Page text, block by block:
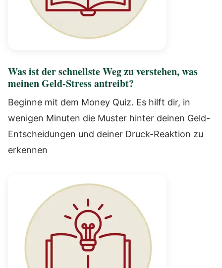
Was ist der schnellste Weg zu verstehen, was
meinen Geld-Stress antreibt?
Beginne mit dem Money Quiz. Es hilft dir, in
wenigen Minuten die Muster hinter deinen Geld-
Entscheidungen und deiner Druck-Reaktion zu
erkennen